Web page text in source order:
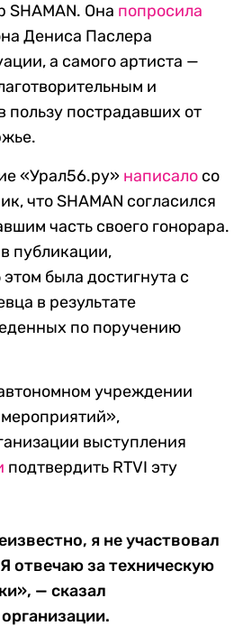
SHAMAN. Она попросила
Дениса Паслера
а самого артиста —
и
пользу пострадавших от
«Урал56.ру» написало со
что SHAMAN согласился
часть своего гонорара.
публикации,
была достигнута с
в результате
по поручению
учреждении
выступления
подтвердить RTVI эту
я не участвовал
отвечаю за техническую
— сказал